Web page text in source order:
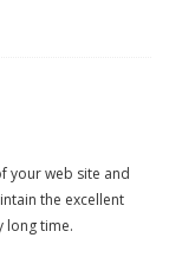
your web site and
the excellent
long time.